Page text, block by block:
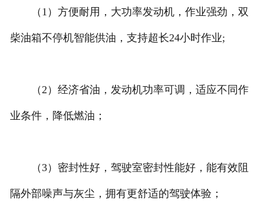
（1）方便耐用，大功率发动机，作业强劲，双
柴油箱不停机智能供油，支持超长24小时作业;
（2）经济省油，发动机功率可调，适应不同作
业条件，降低燃油；
（3）密封性好，驾驶室密封性能好，能有效阻
隔外部噪声与灰尘，拥有更舒适的驾驶体验；